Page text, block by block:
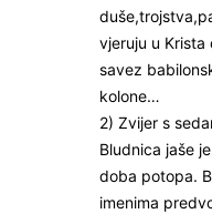
vjeruju u
savez
kolone…
2) Zvijer s
Bludnica jaše
doba potopa.
imenima